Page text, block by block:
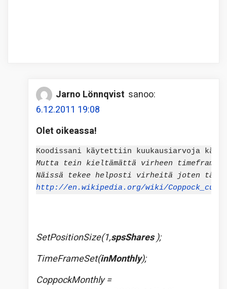
Jarno Lönnqvist sanoo:
6.12.2011 19:08
Olet oikeassa!
Koodissani käytettiin kuukausiarvoja
Mutta tein kieltämättä virheen
Näissä tekee helposti virheitä joten
http://en.wikipedia.org/wiki/Coppock_curve
SetPositionSize(1,spsShares);
TimeFrameSet(inMonthly);
CoppockMonthly =